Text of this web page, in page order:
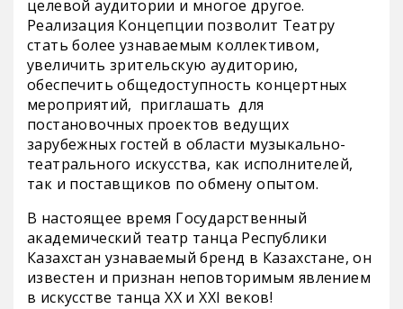
целевой аудитории и многое другое.
Реализация Концепции позволит Театру
стать более узнаваемым коллективом,
увеличить зрительскую аудиторию,
обеспечить общедоступность концертных
мероприятий, приглашать для
постановочных проектов ведущих
зарубежных гостей в области музыкально-
театрального искусства, как исполнителей,
так и поставщиков по обмену опытом.
В настоящее время Государственный
академический театр танца Республики
Казахстан узнаваемый бренд в Казахстане, он
известен и признан неповторимым явлением
в искусстве танца ХХ и ХХI веков!